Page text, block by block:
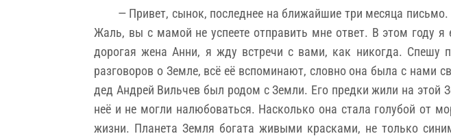
— Привет, сынок, последнее на ближайшие три месяца
Жаль, вы с мамой не успеете отправить мне ответ. В этом году
дорогая жена Анни, я жду встречи с вами, как никогда. Спешу
разговоров о Земле, всё её вспоминают, словно она была с нами
дед Андрей Вильчев был родом с Земли. Его предки жили на
неё и не могли налюбоваться. Насколько она стала голубой от
жизни. Планета Земля богата живыми красками, не только